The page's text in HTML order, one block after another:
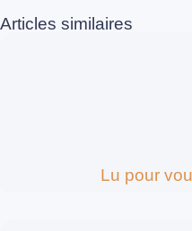
Articles similaires
Lu pour